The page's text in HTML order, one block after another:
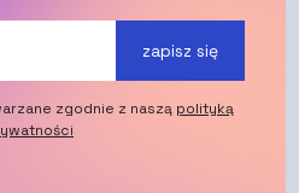
zapisz się
zgodnie z naszą polityką